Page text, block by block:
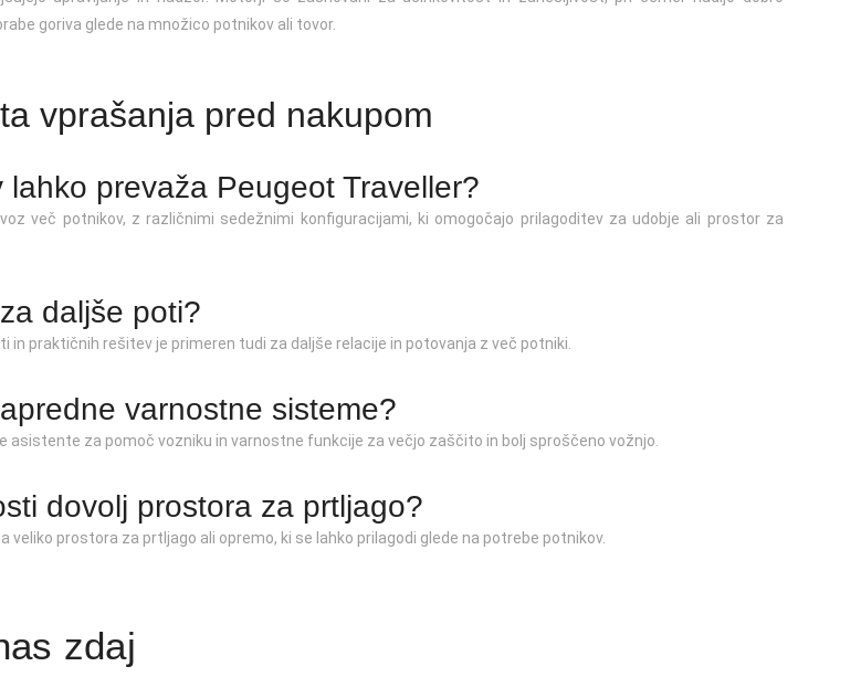
goriva glede na množico potnikov ali tovor.
vprašanja pred nakupom
lahko prevaža Peugeot Traveller?
več potnikov, z različnimi sedežnimi konfiguracijami, ki omogočajo prilagoditev za udobje ali prostor za
daljše poti?
in praktičnih rešitev je primeren tudi za daljše relacije in potovanja z več potniki.
varnostne sisteme?
asistente za pomoč vozniku in varnostne funkcije za večjo zaščito in bolj sproščeno vožnjo.
dovolj prostora za prtljago?
veliko prostora za prtljago ali opremo, ki se lahko prilagodi glede na potrebe potnikov.
zdaj